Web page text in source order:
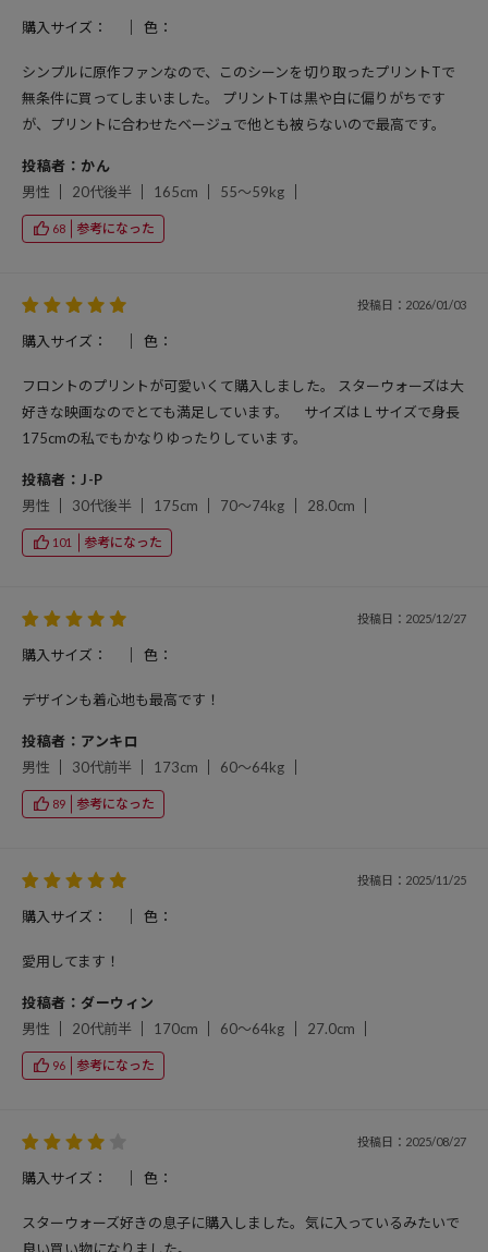
購入サイズ： 色：
シンプルに原作ファンなので、このシーンを切り取ったプリントTで
無条件に買ってしまいました。 プリントTは黒や白に偏りがちです
が、プリントに合わせたベージュで他とも被らないので最高です。
投稿者：かん
男性
20代後半 165cm 55～59kg
68 参考になった
投稿日：2026/01/03
購入サイズ： 色：
フロントのプリントが可愛いくて購入しました。 スターウォーズは大
好きな映画なのでとても満足しています。 サイズはＬサイズで身長
175cmの私でもかなりゆったりしています。
投稿者：J-P
男性
30代後半 175cm 70～74kg 28.0cm
101 参考になった
投稿日：2025/12/27
購入サイズ： 色：
デザインも着心地も最高です！
投稿者：アンキロ
男性
30代前半 173cm 60～64kg
89 参考になった
投稿日：2025/11/25
購入サイズ： 色：
愛用してます！
投稿者：ダーウィン
男性
20代前半 170cm 60～64kg 27.0cm
96 参考になった
投稿日：2025/08/27
購入サイズ： 色：
スターウォーズ好きの息子に購入しました。気に入っているみたいで